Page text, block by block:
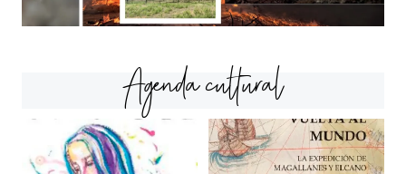
Agenda cultural